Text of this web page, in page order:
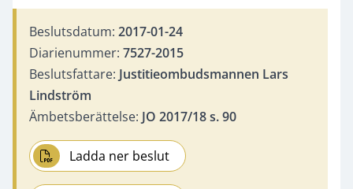
Beslutsdatum: 2017-01-24
Diarienummer: 7527-2015
Beslutsfattare: Justitieombudsmannen Lars
Lindström
Ämbetsberättelse: JO 2017/18 s. 90
Ladda ner beslut